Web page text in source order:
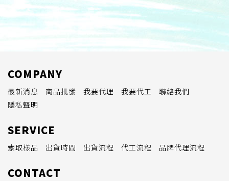
COMPANY
最新消息 商品批發 我要代理 我要代工
聯絡我們
隱私聲明
SERVICE
索取樣品 出貨時間 出貨流程 代工流程 品牌代理流程
CONTACT